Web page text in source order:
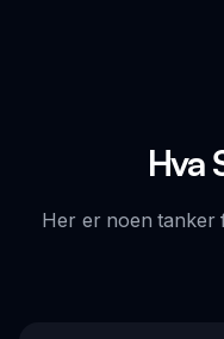
Hva
Her er noen tanker